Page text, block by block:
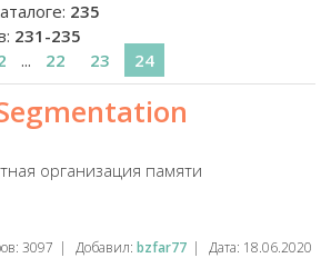
: 235
: 231-235
... 22 23 24
организация памяти
3097 | Добавил: bzfar77 | Дата: 18.06.2020